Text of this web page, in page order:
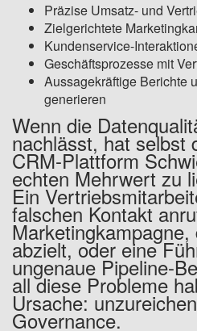
Präzise Umsatz- und
Zielgerichtete
Kundenservice-
Geschäftsprozesse mit
Aussagekräftige Berichte
generieren
Wenn die
nachlässt, hat selbst
CRM-Plattform
echten Mehrwert zu
Ein
falschen Kontakt
abzielt, oder eine
ungenaue Pipeline-
all diese Probleme
Ursache:
Governance.